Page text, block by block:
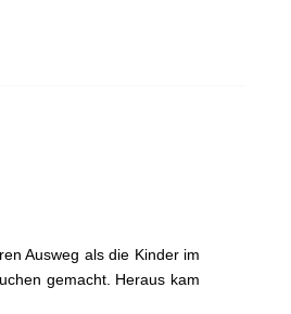
Ausweg als die Kinder im
gemacht. Heraus kam